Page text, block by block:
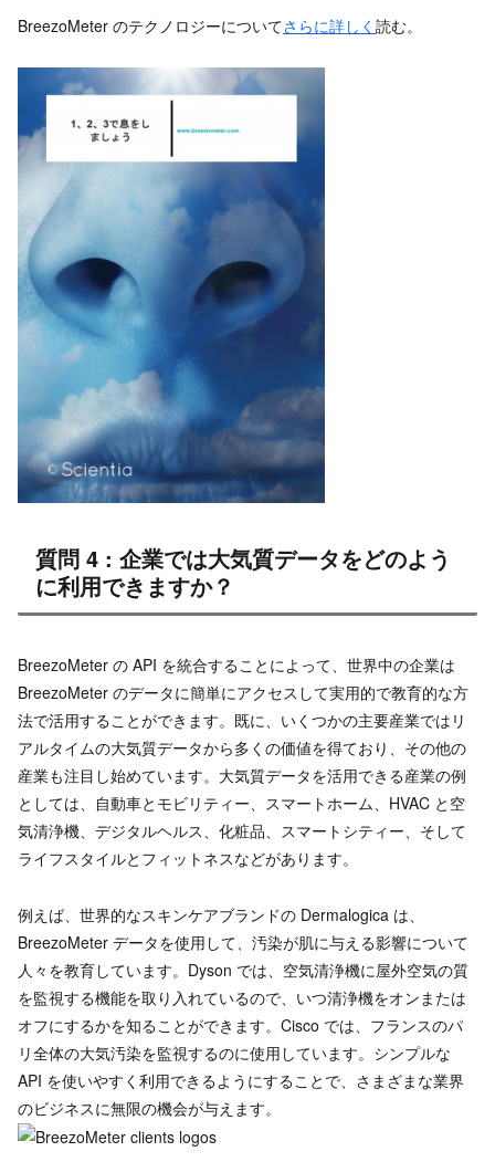
BreezoMeter のテクノロジーについてさらに詳しく 読む。
質問 4 : 企業では大気質データをどのよう
に利用できますか？
BreezoMeter の API を統合することによって、世界中の企業は
BreezoMeter のデータに簡単にアクセスして実用的で教育的な方
法で活用することができます。既に、いくつかの主要産業ではリ
アルタイムの大気質データから多くの価値を得ており、その他の
産業も注目し始めています。大気質データを活用できる産業の例
としては、自動車とモビリティー、スマートホーム、HVAC と空
気清浄機、デジタルヘルス、化粧品、スマートシティー、そして
ライフスタイルとフィットネスなどがあります。
例えば、世界的なスキンケアブランドの Dermalogica は、
BreezoMeter データを使用して、汚染が肌に与える影響について
人々を教育しています。Dyson では、空気清浄機に屋外空気の質
を監視する機能を取り入れているので、いつ清浄機をオンまたは
オフにするかを知ることができます。Cisco では、フランスのパ
リ全体の大気汚染を監視するのに使用しています。シンプルな
API を使いやすく利用できるようにすることで、さまざまな業界
のビジネスに無限の機会が与えます。